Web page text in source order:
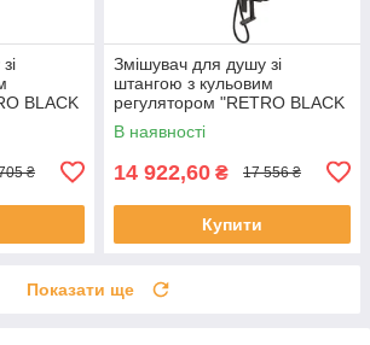
BLACK
₴
Змішувач для душу зі
штангою з кульовим
регулятором "RETRO BLACK
3" FALA 75818 (Польща)
В наявності
14 922,60 ₴ 17 556 ₴
Купити
Показати ще